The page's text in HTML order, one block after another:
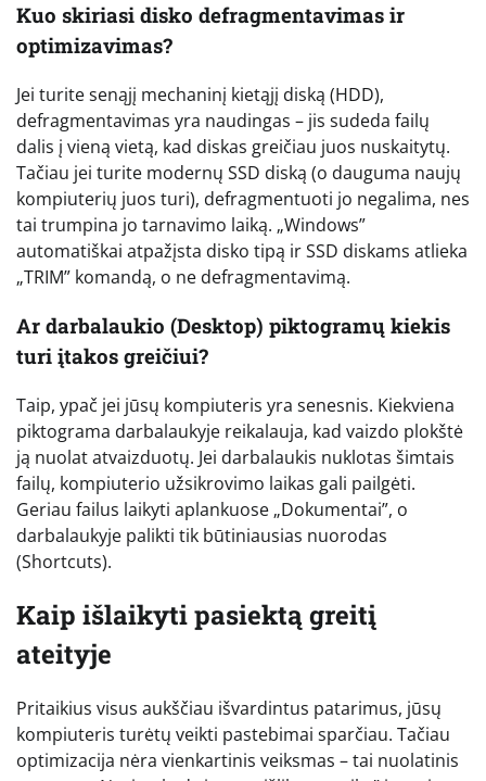
Kuo skiriasi disko defragmentavimas ir
optimizavimas?
Jei turite senąjį mechaninį kietąjį diską (HDD),
defragmentavimas yra naudingas – jis sudeda failų
dalis į vieną vietą, kad diskas greičiau juos nuskaitytų.
Tačiau jei turite modernų SSD diską (o dauguma naujų
kompiuterių juos turi), defragmentuoti jo negalima, nes
tai trumpina jo tarnavimo laiką. „Windows”
automatiškai atpažįsta disko tipą ir SSD diskams atlieka
„TRIM” komandą, o ne defragmentavimą.
Ar darbalaukio (Desktop) piktogramų kiekis
turi įtakos greičiui?
Taip, ypač jei jūsų kompiuteris yra senesnis. Kiekviena
piktograma darbalaukyje reikalauja, kad vaizdo plokštė
ją nuolat atvaizduotų. Jei darbalaukis nuklotas šimtais
failų, kompiuterio užsikrovimo laikas gali pailgėti.
Geriau failus laikyti aplankuose „Dokumentai”, o
darbalaukyje palikti tik būtiniausias nuorodas
(Shortcuts).
Kaip išlaikyti pasiektą greitį
ateityje
Pritaikius visus aukščiau išvardintus patarimus, jūsų
kompiuteris turėtų veikti pastebimai sparčiau. Tačiau
optimizacija nėra vienkartinis veiksmas – tai nuolatinis